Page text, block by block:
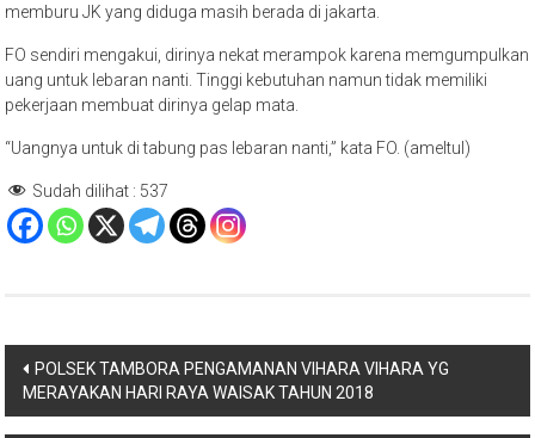
memburu JK yang diduga masih berada di jakarta.
FO sendiri mengakui, dirinya nekat merampok karena memgumpulkan
uang untuk lebaran nanti. Tinggi kebutuhan namun tidak memiliki
pekerjaan membuat dirinya gelap mata.
“Uangnya untuk di tabung pas lebaran nanti,” kata FO. (ameltul)
Sudah dilihat : 537
Navigasi
pos
POLSEK TAMBORA PENGAMANAN VIHARA VIHARA YG
MERAYAKAN HARI RAYA WAISAK TAHUN 2018